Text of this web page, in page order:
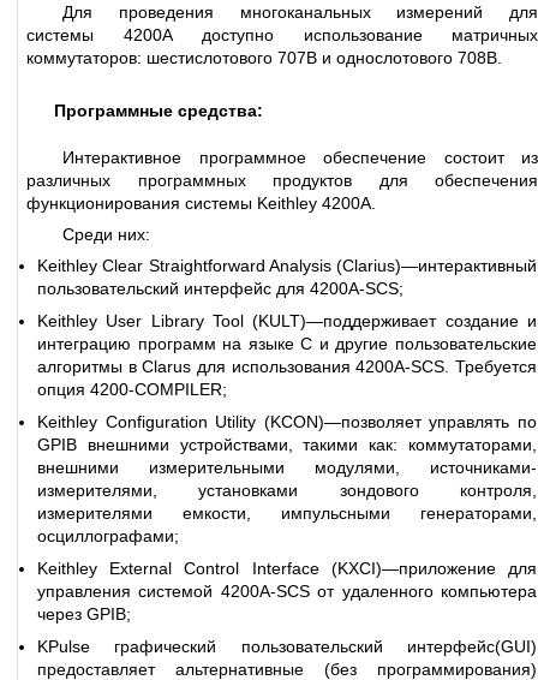
Для проведения многоканальных измерений для
системы 4200A доступно использование матричных
коммутаторов: шестислотового 707B и однослотового 708B.
Программные средства:
Интерактивное программное обеспечение состоит из
различных программных продуктов для обеспечения
функционирования системы Keithley 4200A.
Среди них:
Keithley Clear Straightforward Analysis (Clarius)—интерактивный
пользовательский интерфейс для 4200A-SCS;
Keithley User Library Tool (KULT)—поддерживает создание и
интеграцию программ на языке С и другие пользовательские
алгоритмы в Clarus для использования 4200A-SCS. Требуется
опция 4200-COMPILER;
Keithley Configuration Utility (KCON)—позволяет управлять по
GPIB внешними устройствами, такими как: коммутаторами,
внешними измерительными модулями, источниками-
измерителями, установками зондового контроля,
измерителями емкости, импульсными генераторами,
осциллографами;
Keithley External Control Interface (KXCI)—приложение для
управления системой 4200A-SCS от удаленного компьютера
через GPIB;
KPulse графический пользовательский интерфейс(GUI)
предоставляет альтернативные (без программирования)